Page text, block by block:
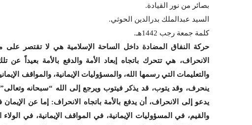
بصائر من نور القيادة.
السيد عبدالملك بدرالدين الحوثي.
كلمة جمعة رجب 1442هـ.
حركة النفاق المضادة داخل الساحة الإسلامية هي لا تقتصر
الانحراف، هي تتحرك باتجاه إبعاد الأمة والدفع بالأمة بعيداً عن تلك
والتعليمات التي رسمها الله، والمسؤوليات الإيمانية، والمواقف
ينحرف، وقد يتوب، قد يذكر فيتوب ويرجع إلى الله “سبحانه
يدعو إلى الانحراف، أن يدفع بالأمة باتجاه الانحراف: إما عن
والقيم، في المسؤوليات الإيمانية، في المواقف الإيمانية، في